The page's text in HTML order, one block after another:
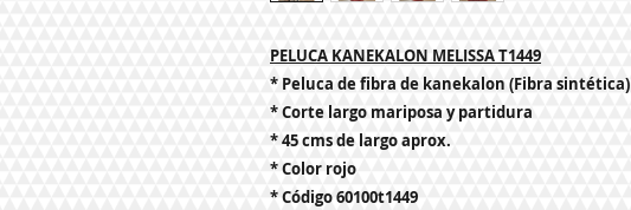
PELUCA KANEKALON MELISSA T1449
* Peluca de fibra de kanekalon (Fibra sintética)
* Corte largo mariposa y partidura
* 45 cms de largo aprox.
* Color rojo
* Código 60100t1449